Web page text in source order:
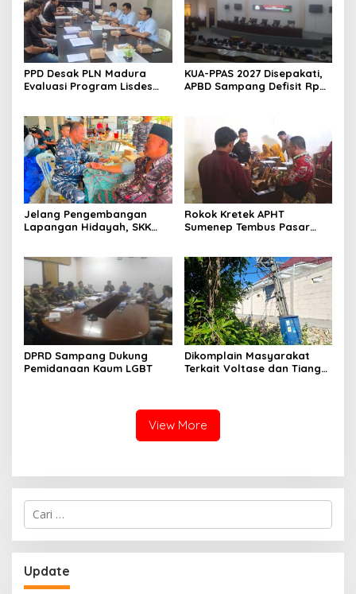
PPD Desak PLN Madura
Evaluasi Program Lisdes
KUA-PPAS 2027 Disepakati,
APBD Sampang Defisit Rp
Jelang Pengembangan
Lapangan Hidayah, SKK
Nelayan Sampang
Rokok Kretek APHT
Sumenep Tembus Pasar
DPRD Sampang Dukung
Pemidanaan Kaum LGBT
Dikomplain Masyarakat
Terkait Voltase dan Tiang
View More
Cari
untuk:
Update